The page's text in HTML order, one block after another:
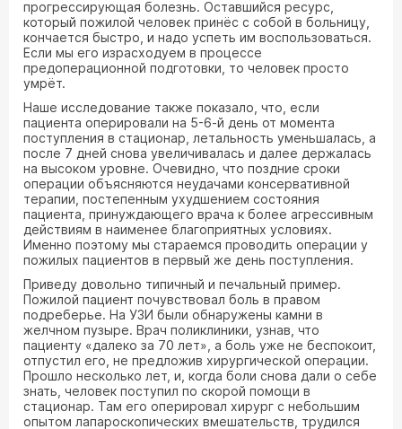
прогрессирующая болезнь. Оставшийся ресурс,
который пожилой человек принёс с собой в больницу,
кончается быстро, и надо успеть им воспользоваться.
Если мы его израсходуем в процессе
предоперационной подготовки, то человек просто
умрёт.
Наше исследование также показало, что, если
пациента оперировали на 5-6-й день от момента
поступления в стационар, летальность уменьшалась, а
после 7 дней снова увеличивалась и далее держалась
на высоком уровне. Очевидно, что поздние сроки
операции объясняются неудачами консервативной
терапии, постепенным ухудшением состояния
пациента, принуждающего врача к более агрессивным
действиям в наименее благоприятных условиях.
Именно поэтому мы стараемся проводить операции у
пожилых пациентов в первый же день поступления.
Приведу довольно типичный и печальный пример.
Пожилой пациент почувствовал боль в правом
подреберье. На УЗИ были обнаружены камни в
желчном пузыре. Врач поликлиники, узнав, что
пациенту «далеко за 70 лет», а боль уже не беспокоит,
отпустил его, не предложив хирургической операции.
Прошло несколько лет, и, когда боли снова дали о себе
знать, человек поступил по скорой помощи в
стационар. Там его оперировал хирург с небольшим
опытом лапароскопических вмешательств, трудился